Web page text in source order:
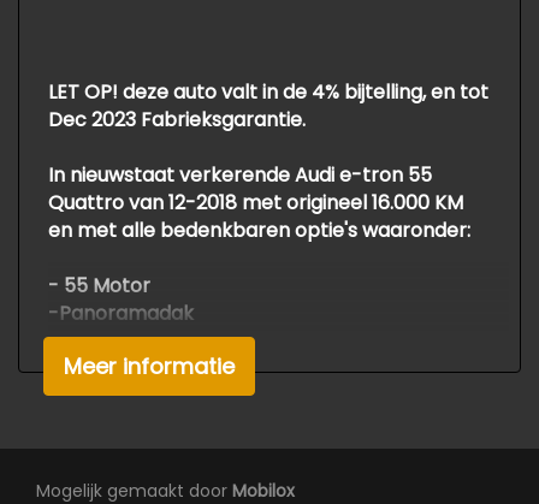
Buitenspiegels elektr. met geheugen
Buitenspiegels elektrisch verstel- en
verwarmbaar
Elektrisch bedienbare achterklep
Keyless entry
Led achterlichten
LET OP! deze auto valt in de 4% bijtelling, en tot
Dec 2023 Fabrieksgarantie.
In nieuwstaat verkerende Audi e-tron 55
Quattro van 12-2018 met origineel 16.000 KM
en met alle bedenkbaren optie's waaronder:
- 55 Motor
-Panoramadak
-360 graden Camera
-Achteruirijcamera
-Camera voor
-Memory beide kanten
-Stoelverwarming + Stoelverwarming
Meer informatie
Mogelijk gemaakt door Mobilox